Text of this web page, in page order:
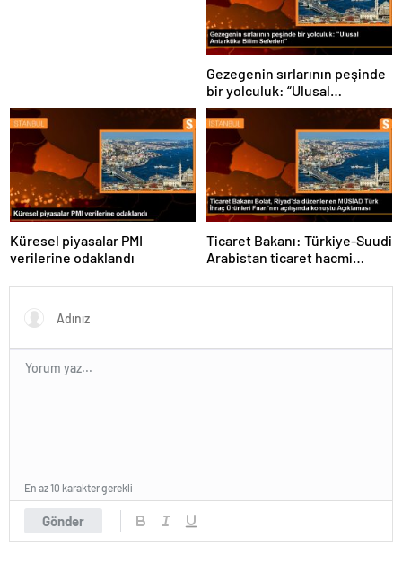
Gezegenin sırlarının peşinde
bir yolculuk: “Ulusal
Antarktika Bilim Seferleri”
Küresel piyasalar PMI
verilerine odaklandı
Ticaret Bakanı: Türkiye-Suudi
Arabistan ticaret hacmi
Gönder
En az 10 karakter gerekli